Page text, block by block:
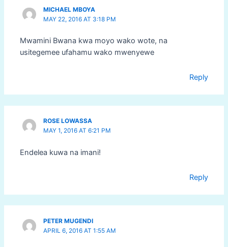
MICHAEL MBOYA
MAY 22, 2016 AT 3:18 PM
Mwamini Bwana kwa moyo wako wote, na
usitegemee ufahamu wako mwenyewe
Reply
ROSE LOWASSA
MAY 1, 2016 AT 6:21 PM
Endelea kuwa na imani!
Reply
PETER MUGENDI
APRIL 6, 2016 AT 1:55 AM